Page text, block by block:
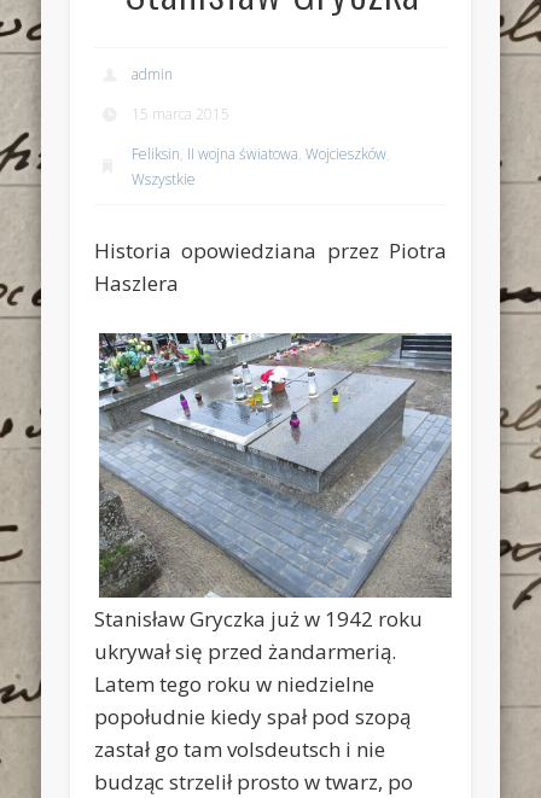
admin
15 marca 2015
Feliksin, II wojna światowa,Wojcieszków,
Wszystkie
Historia opowiedziana przez Piotra
Haszlera
Stanisław Gryczka już w 1942 roku
ukrywał się przed żandarmerią.
Latem tego roku w niedzielne
popołudnie kiedy spał pod szopą
zastał go tam volsdeutsch i nie
budząc strzelił prosto w twarz, po